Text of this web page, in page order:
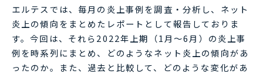
エルテスでは、毎月の炎上事例を調査・分析し、ネット
炎上の傾向をまとめたレポートとして報告しておりま
す。今回は、それら2022年上期（1月～6月）の炎上事
例を時系列にまとめ、どのようなネット炎上の傾向があ
ったのか。また、過去と比較して、どのような変化があ